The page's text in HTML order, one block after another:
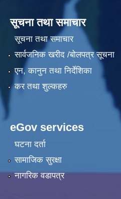
सूचना तथा समाचार
सूचना तथा समाचार
सार्वजनिक खरीद /बोलपत्र सूचना
एन, कानुन तथा निर्देशिका
कर तथा शुल्कहरु
eGov services
घटना दर्ता
सामाजिक सुरक्षा
नागरिक वडापत्र